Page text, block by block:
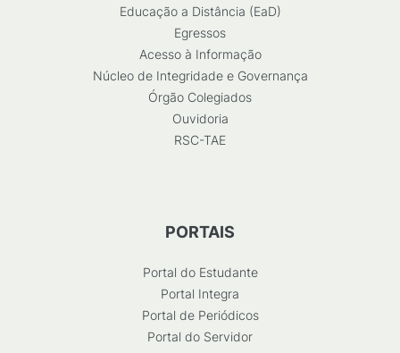
Educação a Distância (EaD)
Egressos
Acesso à Informação
Núcleo de Integridade e Governança
Órgão Colegiados
Ouvidoria
RSC-TAE
PORTAIS
Portal do Estudante
Portal Integra
Portal de Periódicos
Portal do Servidor